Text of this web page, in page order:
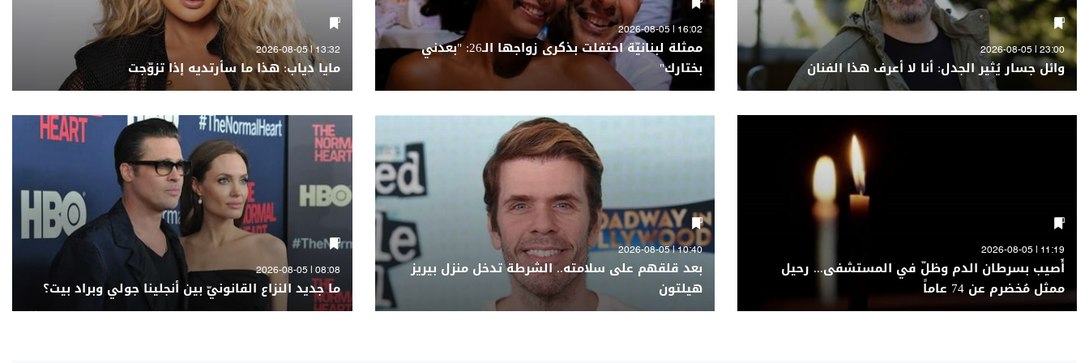
23:00 | 2026-08-05
وائل جسار يُثير الجدل: أنا لا أعرف هذا الفنان
16:02 | 2026-08-05
ممثلة لبنانيّة احتفلت بذكرى زواجها الـ26: "بعدني
بختارك"
13:32 | 2026-08-05
مايا دياب: هذا ما سأرتديه إذا تزوّجت
11:19 | 2026-08-05
أُصيب بسرطان الدم وظلّ في المستشفى... رحيل
ممثل مُخضرم عن 74 عاماً
10:40 | 2026-08-05
بعد قلقهم على سلامته.. الشرطة تدخل منزل بيريز
هيلتون
08:08 | 2026-08-05
ما جديد النزاع القانونيّ بين أنجلينا جولي وبراد بيت؟